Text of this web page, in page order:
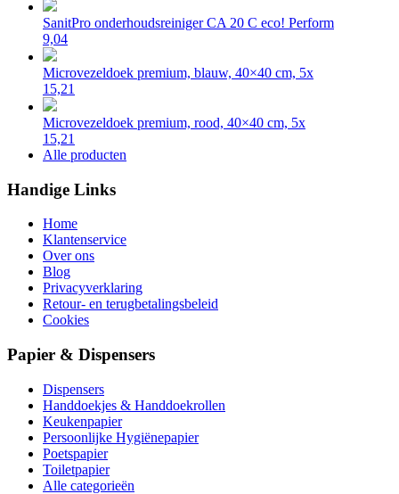
SanitPro onderhoudsreiniger CA 20 C eco! Perform
9,04
Microvezeldoek premium, blauw, 40×40 cm, 5x
15,21
Microvezeldoek premium, rood, 40×40 cm, 5x
15,21
Alle producten
Handige Links
Home
Klantenservice
Over ons
Blog
Privacyverklaring
Retour- en terugbetalingsbeleid
Cookies
Papier & Dispensers
Dispensers
Handdoekjes & Handdoekrollen
Keukenpapier
Persoonlijke Hygiënepapier
Poetspapier
Toiletpapier
Alle categorieën